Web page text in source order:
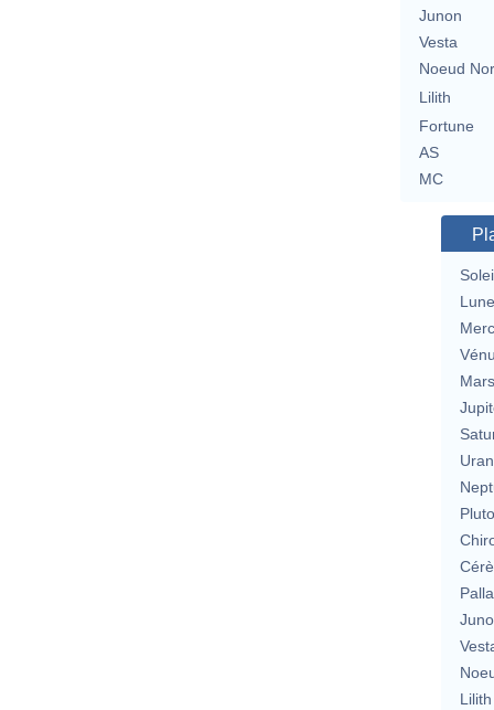
Junon
Vesta
Noeud
Lilith
Fortune
AS
MC
Lune
Mars
Lilith